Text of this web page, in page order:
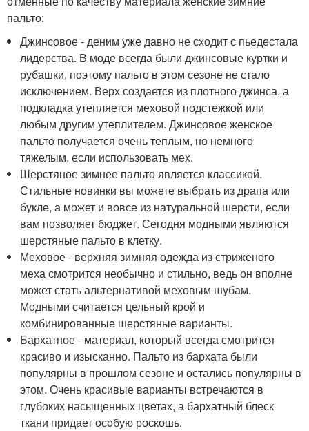
пальто:
Джинсовое - деним уже давно не сходит с пьедестала
лидерства. В моде всегда были джинсовые куртки и
рубашки, поэтому пальто в этом сезоне не стало
исключением. Верх создается из плотного джинса, а
подкладка утепляется меховой подстежкой или
любым другим утеплителем. Джинсовое женское
пальто получается очень теплым, но немного
тяжелым, если использовать мех.
Шерстяное зимнее пальто является классикой.
Стильные новинки вы можете выбрать из драпа или
букле, а может и вовсе из натуральной шерсти, если
вам позволяет бюджет. Сегодня модными являются
шерстяные пальто в клетку.
Меховое - верхняя зимняя одежда из стриженого
меха смотрится необычно и стильно, ведь он вполне
может стать альтернативой меховым шубам.
Модными считается цельный крой и
комбинированные шерстяные варианты.
Бархатное - материал, который всегда смотрится
красиво и изысканно. Пальто из бархата были
популярны в прошлом сезоне и остались популярны в
этом. Очень красивые варианты встречаются в
глубоких насыщенных цветах, а бархатный блеск
ткани придает особую роскошь.